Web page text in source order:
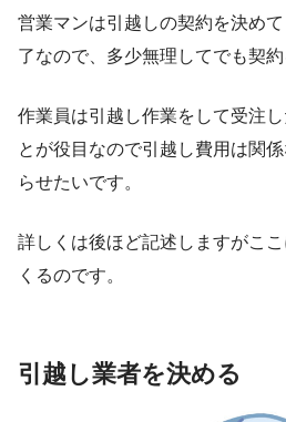
営業マンは引越しの契約を決め
了なので、多少無理してでも契約
作業員は引越し作業をして受注
とが役目なので引越し費用は関
らせたいです。
詳しくは後ほど記述しますがこ
くるのです。
引越し業者を決める